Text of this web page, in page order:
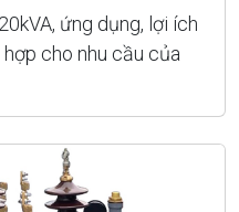
ứng dụng, lợi ích
cho nhu cầu của